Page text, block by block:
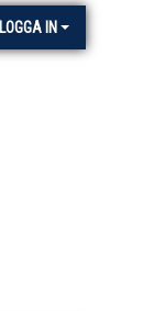
LOGGA IN